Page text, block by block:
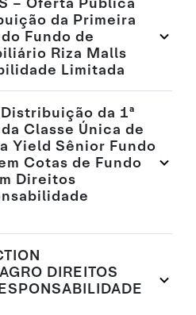
da Primeira
Fundo de
Riza Malls
Limitada
da 1ª
Classe Única de
Yield Sênior Fundo
Cotas de Fundo
Direitos
DIREITOS